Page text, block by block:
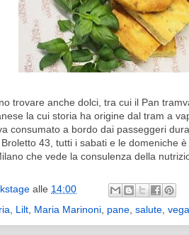
trovare anche dolci, tra cui il Pan
la cui storia ha origine dal tram a
consumato a bordo dai passeggeri
43, tutti i sabati e le domeniche
che vede la consulenza della
alle 14:00
, Lilt, Maria Marinoni, pane, salute,